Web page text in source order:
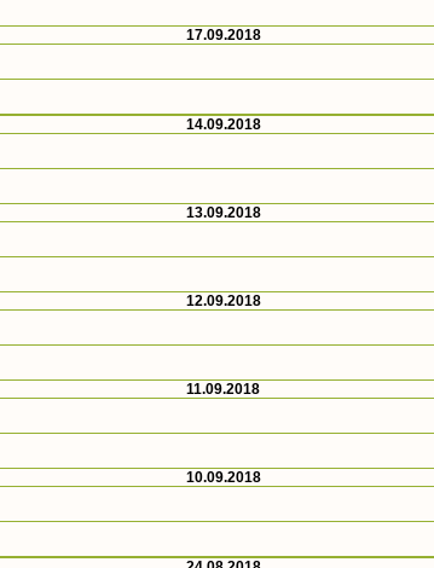
17.09.2018
14.09.2018
13.09.2018
12.09.2018
11.09.2018
10.09.2018